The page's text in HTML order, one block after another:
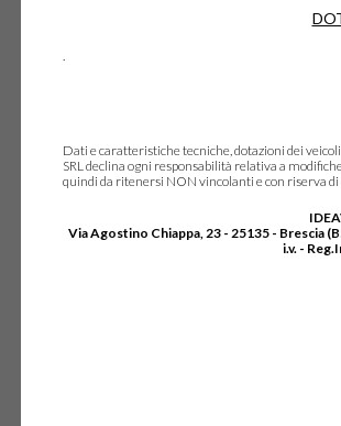
Dati e caratteristiche tecniche, dotazioni dei
SRL declina ogni responsabilità relativa a
quindi da ritenersi NON vincolanti e con riserva
Via Agostino Chiappa, 23 - 25135 - Brescia
i.v. -